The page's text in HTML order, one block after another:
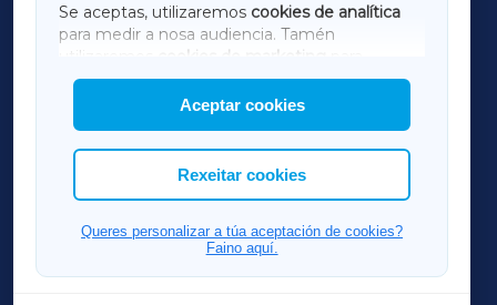
Se aceptas, utilizaremos cookies de analítica
para medir a nosa audiencia. Tamén
utilizaremos
cookies de marketing
mostrar publicidade de terceiros.
Así mesmo, podes personalizar a elección das
cookies que desexas permitir.
Aceptar cookies
Rexeitar cookies
Queres personalizar a túa aceptación de cookies?
Faino aquí.
AMARIÑAXA
RIBEIRASACRAXA
ACORUÑAXA
FERROLXA
OURENSEXA